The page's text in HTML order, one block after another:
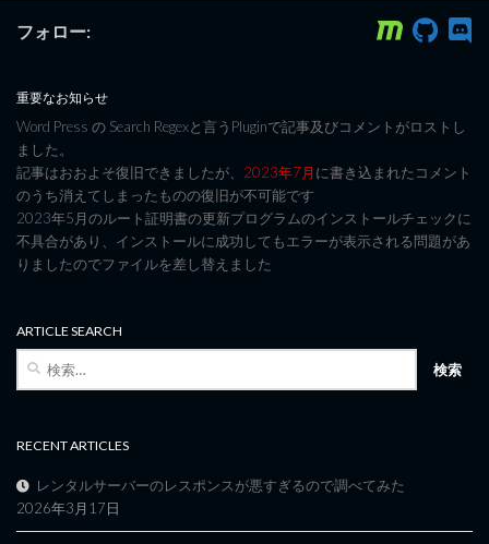
フォロー:
重要なお知らせ
Word Press の Search Regexと言うPluginで記事及びコメントがロストし
ました。
記事はおおよそ復旧できましたが、 2023年7月に書き込まれたコメント
のうち消えてしまったものの復旧が不可能です
2023年5月のルート証明書の更新プログラムのインストールチェックに
不具合があり、インストールに成功してもエラーが表示される問題があ
りましたのでファイルを差し替えました
ARTICLE SEARCH
検
RECENT ARTICLES
レンタルサーバーのレスポンスが悪すぎるので調べてみた
2026年3月17日